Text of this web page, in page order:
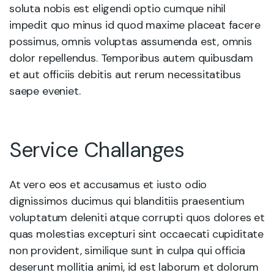
soluta nobis est eligendi optio cumque nihil
impedit quo minus id quod maxime placeat facere
possimus, omnis voluptas assumenda est, omnis
dolor repellendus. Temporibus autem quibusdam
et aut officiis debitis aut rerum necessitatibus
saepe eveniet.
Service Challanges
At vero eos et accusamus et iusto odio
dignissimos ducimus qui blanditiis praesentium
voluptatum deleniti atque corrupti quos dolores et
quas molestias excepturi sint occaecati cupiditate
non provident, similique sunt in culpa qui officia
deserunt mollitia animi, id est laborum et dolorum